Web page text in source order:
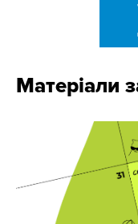
Матеріали